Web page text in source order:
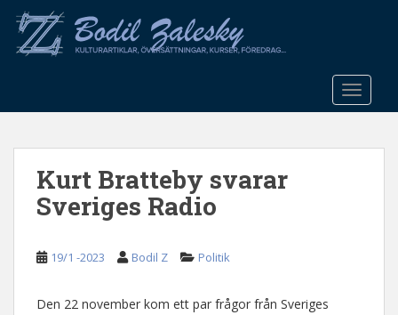
o
Kurt Bratteby svarar
Sveriges Radio
19/1 -2023 Bodil Z Politik
Den 22 november kom ett par frågor från Sveriges